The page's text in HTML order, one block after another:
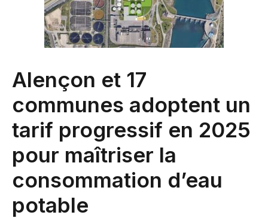
Alençon et 17
communes adoptent un
tarif progressif en 2025
pour maîtriser la
consommation d’eau
potable